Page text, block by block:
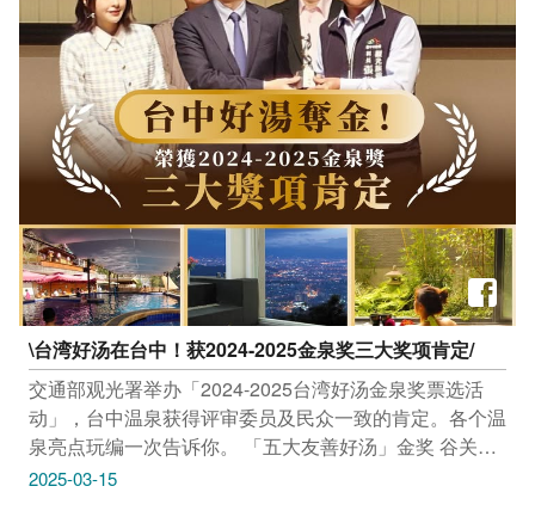
点：**台中白阳山 立即报名:
https://forms.gle/2fmfTxiPpvWbcgJU7 如何抵达 自行开
车: 从 岭东科技大学 出发 → 永春南路 → 往望高寮方向
→ 遇到中台路左转 → 往前约20公尺即可看到白阳山入
口。 大众运输: 公车: 搭乘 323路线公车（从台中火车站
出发） 计程车: 从 台中高铁站 前往约需15-20分钟。 穿
上你的白色衣服，和朋友一起来享受这场超缤纷的Holi
Party！ 赶快报名，让我们一起创造难忘的回忆吧！
\台湾好汤在台中！获2024-2025金泉奖三大奖项肯定/
交通部观光署举办「2024-2025台湾好汤金泉奖票选活
动」，台中温泉获得评审委员及民众一致的肯定。各个温
泉亮点玩编一次告诉你。 「五大友善好汤」金奖 谷关温
泉区｜隐身山林间的疗癒秘境，日式氛围浓厚，享受温泉
2025-03-15